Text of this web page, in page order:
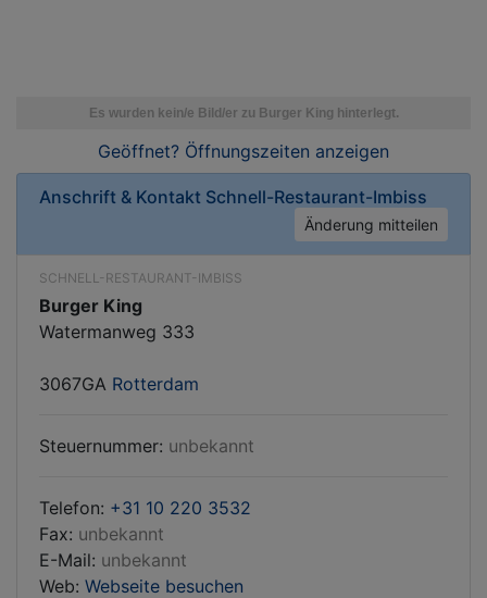
Geöffnet? Öffnungszeiten anzeigen
Anschrift & Kontakt Schnell-Restaurant-Imbiss
Änderung mitteilen
SCHNELL-RESTAURANT-IMBISS
Burger King
Watermanweg 333
3067GA Rotterdam
Steuernummer: unbekannt
Telefon: +31 10 220 3532
Fax: unbekannt
E-Mail: unbekannt
Web: Webseite besuchen